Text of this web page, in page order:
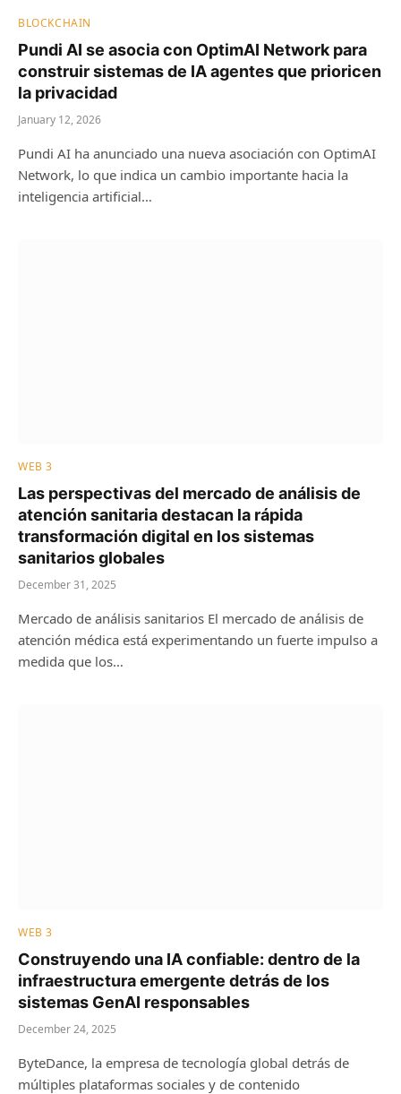
BLOCKCHAIN
Pundi AI se asocia con OptimAI Network para
construir sistemas de IA agentes que prioricen
la privacidad
January 12, 2026
Pundi AI ha anunciado una nueva asociación con OptimAI
Network, lo que indica un cambio importante hacia la
inteligencia artificial…
WEB 3
Las perspectivas del mercado de análisis de
atención sanitaria destacan la rápida
transformación digital en los sistemas
sanitarios globales
December 31, 2025
Mercado de análisis sanitarios El mercado de análisis de
atención médica está experimentando un fuerte impulso a
medida que los…
WEB 3
Construyendo una IA confiable: dentro de la
infraestructura emergente detrás de los
sistemas GenAI responsables
December 24, 2025
ByteDance, la empresa de tecnología global detrás de
múltiples plataformas sociales y de contenido